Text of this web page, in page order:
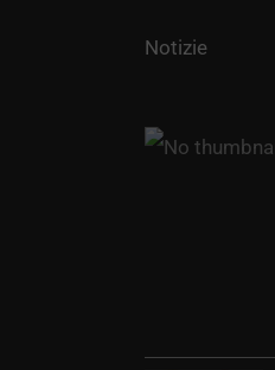
Notizie